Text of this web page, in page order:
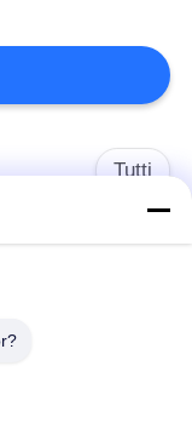
Tutti
montato
laterale